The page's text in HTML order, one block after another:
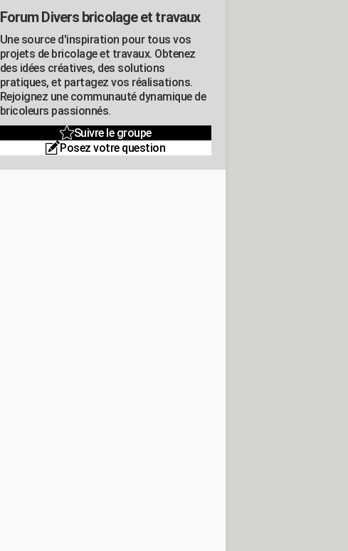
Forum Divers bricolage et travaux
Une source d'inspiration pour tous vos
projets de bricolage et travaux. Obtenez
des idées créatives, des solutions
pratiques, et partagez vos réalisations.
Rejoignez une communauté dynamique de
bricoleurs passionnés.
Suivre le groupe
Posez votre question